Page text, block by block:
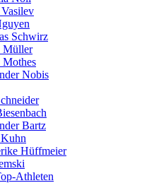
Schwirz
Müller
Nobis
Bartz
Hüffmeier
Athleten